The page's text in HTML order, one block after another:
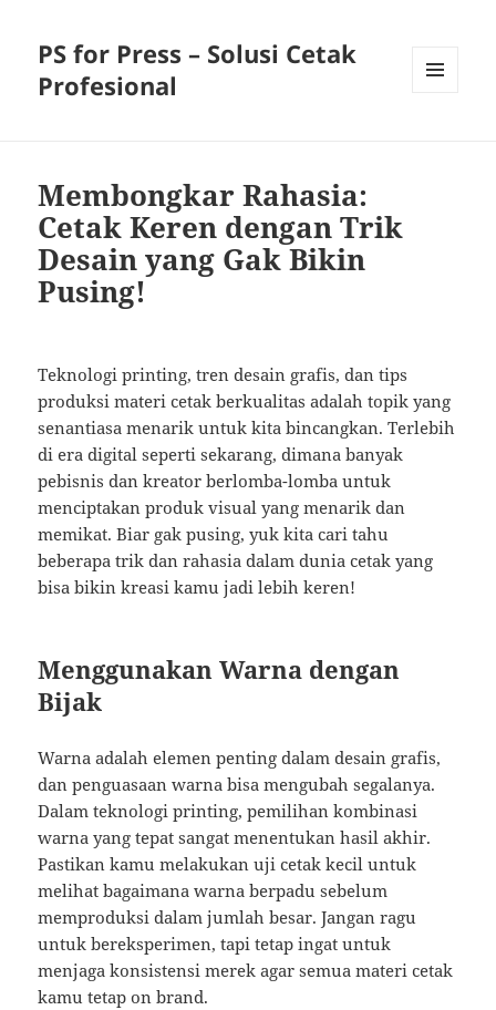
PS for Press – Solusi Cetak
Profesional
Membongkar Rahasia:
Cetak Keren dengan Trik
Desain yang Gak Bikin
Pusing!
Teknologi printing, tren desain grafis, dan tips
produksi materi cetak berkualitas adalah topik yang
senantiasa menarik untuk kita bincangkan. Terlebih
di era digital seperti sekarang, dimana banyak
pebisnis dan kreator berlomba-lomba untuk
menciptakan produk visual yang menarik dan
memikat. Biar gak pusing, yuk kita cari tahu
beberapa trik dan rahasia dalam dunia cetak yang
bisa bikin kreasi kamu jadi lebih keren!
Menggunakan Warna dengan
Bijak
Warna adalah elemen penting dalam desain grafis,
dan penguasaan warna bisa mengubah segalanya.
Dalam teknologi printing, pemilihan kombinasi
warna yang tepat sangat menentukan hasil akhir.
Pastikan kamu melakukan uji cetak kecil untuk
melihat bagaimana warna berpadu sebelum
memproduksi dalam jumlah besar. Jangan ragu
untuk bereksperimen, tapi tetap ingat untuk
menjaga konsistensi merek agar semua materi cetak
kamu tetap on brand.